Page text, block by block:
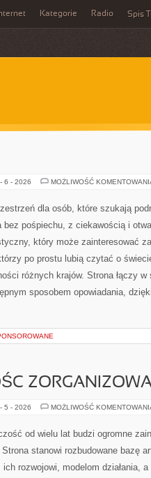
Kategorie Radio Spis
6 - 2026 MOŻLIWOŚĆ
dla osób, które szukają
bez pośpiechu, z ciekawością i
który może zainteresować
po prostu lubią czytać o
różnych krajów. Strona łączy w
sposobem opowiadania,
5 - 2026 MOŻLIWOŚĆ
od wielu lat budzi ogromne
stanowi rozbudowane bazę
rozwojowi, modelom działania,